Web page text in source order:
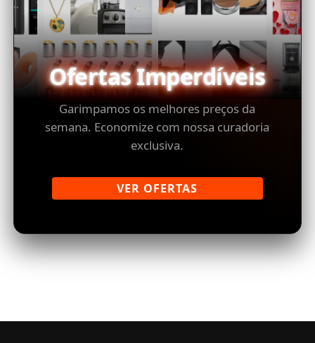
Ofertas Imperdíveis
Garimpamos os melhores preços da
semana. Economize com nossa curadoria
exclusiva.
VER OFERTAS